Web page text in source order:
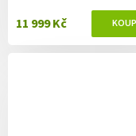
11 999 Kč